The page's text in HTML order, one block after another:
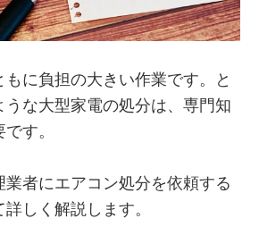
に負担の大きい作業です。と
うな大型家電の処分は、専門知
す。
業者にエアコン処分を依頼する
しく解説します。